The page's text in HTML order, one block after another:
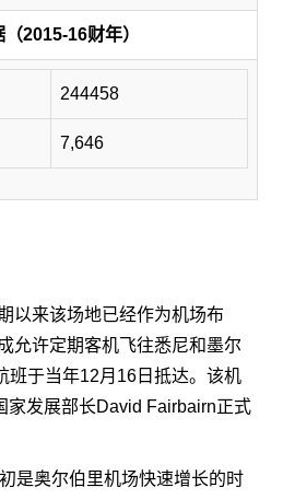
2015-16财年）
244458
7,646
以来该场地已经作为机场布
允许定期客机飞往悉尼和墨尔
班于当年12月16日抵达。该机
家发展部长David Fairbairn正式
是奥尔伯里机场快速增长的时